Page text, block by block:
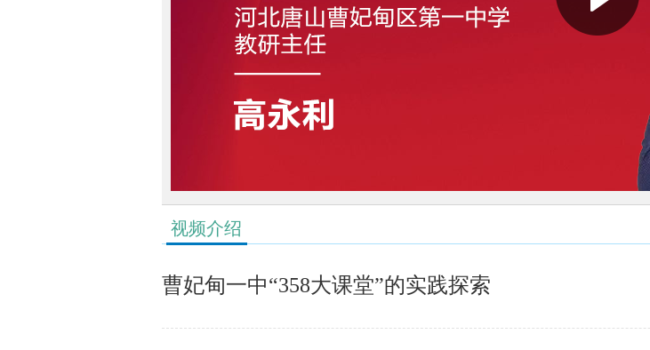
视频介绍
曹妃甸一中“358大课堂”的实践探索